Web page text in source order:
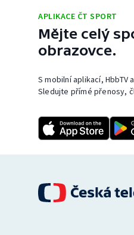
APLIKACE ČT SPORT
Mějte celý
obrazovce.
S mobilní aplikací,
Sledujte přímé přenosy,